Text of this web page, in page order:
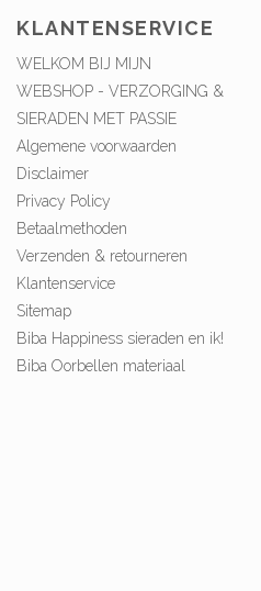
KLANTENSERVICE
WELKOM BIJ MIJN
WEBSHOP - VERZORGING &
SIERADEN MET PASSIE
Algemene voorwaarden
Disclaimer
Privacy Policy
Betaalmethoden
Verzenden & retourneren
Klantenservice
Sitemap
Biba Happiness sieraden en ik!
Biba Oorbellen materiaal